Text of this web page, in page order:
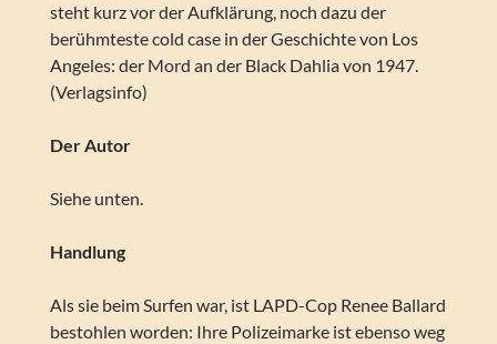
steht kurz vor der Aufklärung, noch dazu der
berühmteste cold case in der Geschichte von Los
Angeles: der Mord an der Black Dahlia von 1947.
(Verlagsinfo)
Der Autor
Siehe unten.
Handlung
Als sie beim Surfen war, ist LAPD-Cop Renee Ballard
bestohlen worden: Ihre Polizeimarke ist ebenso weg